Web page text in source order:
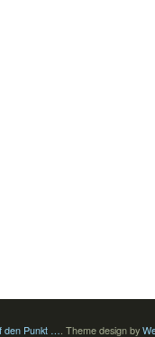
den Punkt …. Theme design by